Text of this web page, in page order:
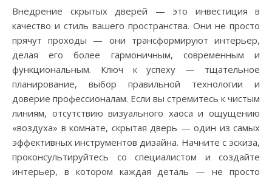
Внедрение скрытых дверей — это инвестиция в
качество и стиль вашего пространства. Они не просто
прячут проходы — они трансформируют интерьер,
делая его более гармоничным, современным и
функциональным. Ключ к успеху — тщательное
планирование, выбор правильной технологии и
доверие профессионалам. Если вы стремитесь к чистым
линиям, отсутствию визуального хаоса и ощущению
«воздуха» в комнате, скрытая дверь — один из самых
эффективных инструментов дизайна. Начните с эскиза,
проконсультируйтесь со специалистом и создайте
интерьер, в котором каждая деталь — не просто